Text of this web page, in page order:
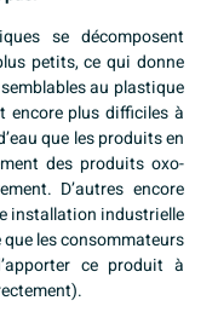
se décomposent
petits, ce qui donne
au plastique
encore plus difficiles à
que les produits en
des produits oxo-
D’autres encore
installation industrielle
les consommateurs
ce produit à